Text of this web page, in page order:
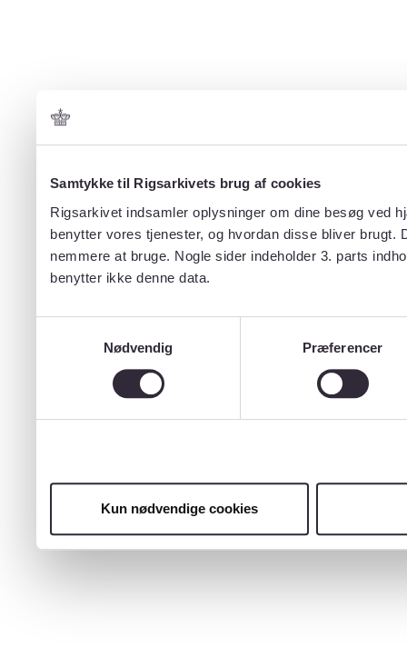
Samtykke til Rigsarkivets brug af cookies
Rigsarkivet indsamler oplysninger om dine besøg ved
benytter vores tjenester, og hvordan disse bliver
nemmere at bruge. Nogle sider indeholder 3. parts
benytter ikke denne data.
Nødvendig
Præferencer
Kun nødvendige cookies